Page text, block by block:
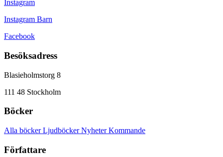
Instagram
Instagram Barn
Facebook
Besöksadress
Blasieholmstorg 8
111 48 Stockholm
Böcker
Alla böckerLjudböckerNyheterKommande
Författare